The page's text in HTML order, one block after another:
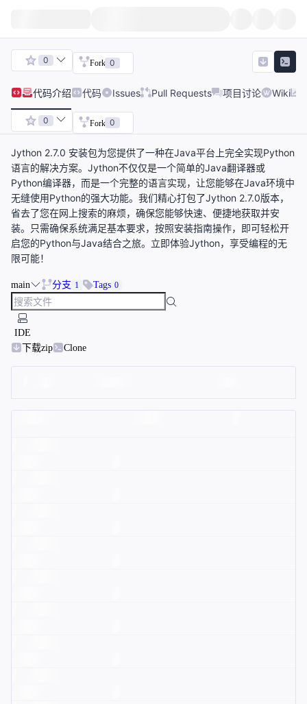
0 Fork 0
代码介绍 代码 Issues Pull Requests 项目讨论 Wiki
0 Fork 0
Jython 2.7.0 安装包为您提供了一种在Java平台上完全实现Python
语言的解决方案。Jython不仅仅是一个简单的Java翻译器或
Python编译器，而是一个完整的语言实现，让您能够在Java环境中
无缝使用Python的强大功能。我们精心打包了Jython 2.7.0版本，
省去了您在网上搜索的麻烦，确保您能够快速、便捷地获取并安
装。只需确保系统满足基本要求，按照安装指南操作，即可轻松开
启您的Python与Java结合之旅。立即体验Jython，享受编程的无
限可能！
main 分支 1 Tags 0
IDE
下载zip
Clone